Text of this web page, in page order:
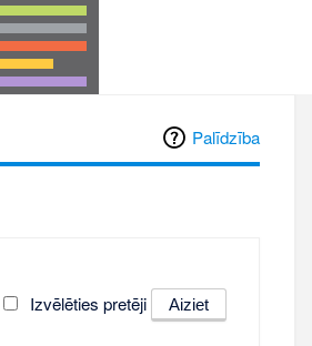
Palīdzība
Izvēlēties pretēji